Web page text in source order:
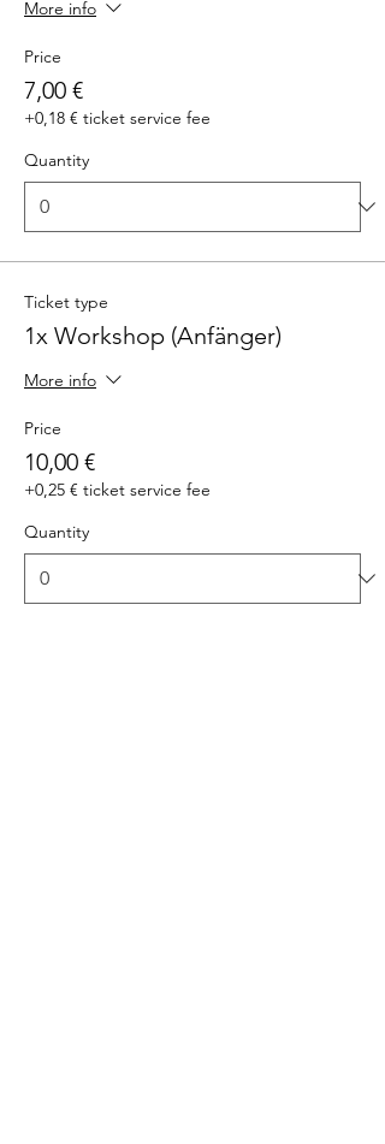
More info
Price
7,00 €
+0,18 € ticket service fee
Quantity
Ticket type
1x Workshop (Anfänger)
More info
Price
10,00 €
+0,25 € ticket service fee
Quantity